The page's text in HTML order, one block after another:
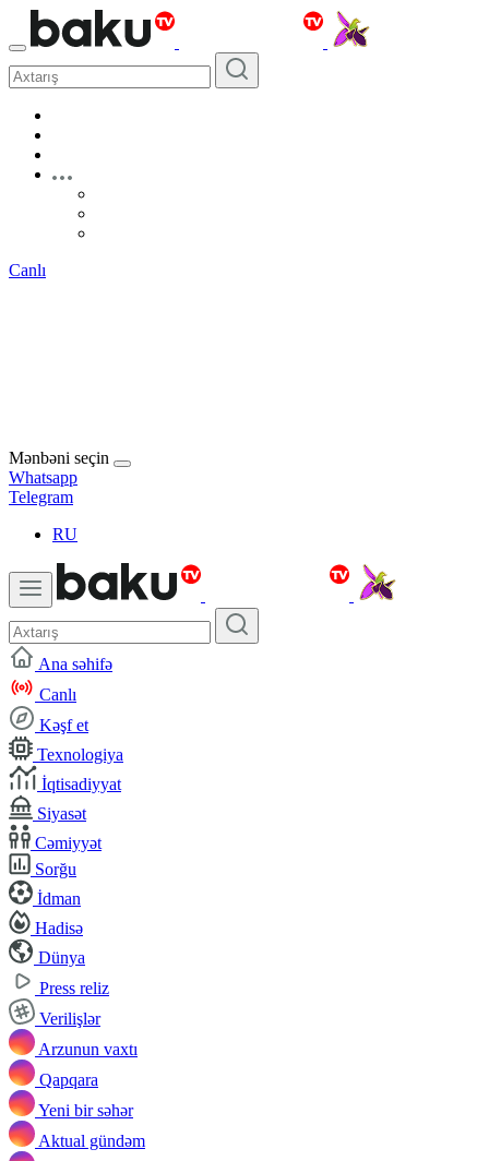
Canlı
Mənbəni seçin
Whatsapp
Telegram
RU
Ana səhifə
Canlı
Kəşf et
Texnologiya
İqtisadiyyat
Siyasət
Cəmiyyət
Sorğu
İdman
Hadisə
Dünya
Press reliz
Verilişlər
Arzunun vaxtı
Qapqara
Yeni bir səhər
Aktual gündəm